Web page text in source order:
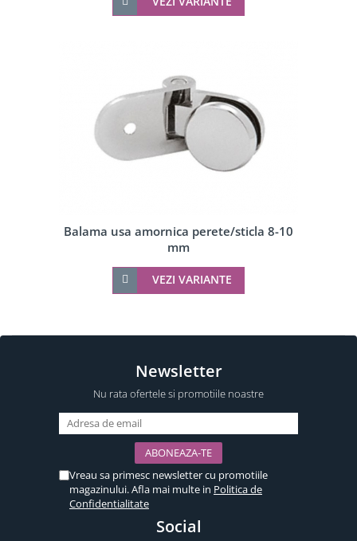
Balama usa amornica perete/sticla 8-10
mm
VEZI VARIANTE
Newsletter
Nu rata ofertele si promotiile noastre
Vreau sa primesc newsletter cu promotiile
magazinului. Afla mai multe in Politica de
Confidentialitate
Social